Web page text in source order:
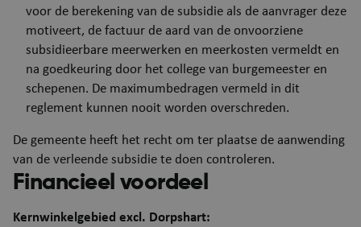
voor de berekening van de subsidie als de aanvrager deze
motiveert, de factuur de aard van de onvoorziene
subsidieerbare meerwerken en meerkosten vermeldt en
na goedkeuring door het college van burgemeester en
schepenen. De maximumbedragen vermeld in dit
reglement kunnen nooit worden overschreden.
De gemeente heeft het recht om ter plaatse de aanwending
van de verleende subsidie te doen controleren.
Financieel voordeel
Kernwinkelgebied excl. Dorpshart:
ARRAffinity
Microsoft Corporation
.mijn.puurs-sint-
amands.be